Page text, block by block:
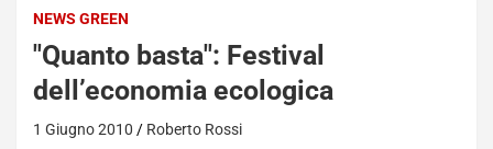
NEWS GREEN
"Quanto basta": Festival
dell’economia ecologica
1 Giugno 2010 Roberto Rossi